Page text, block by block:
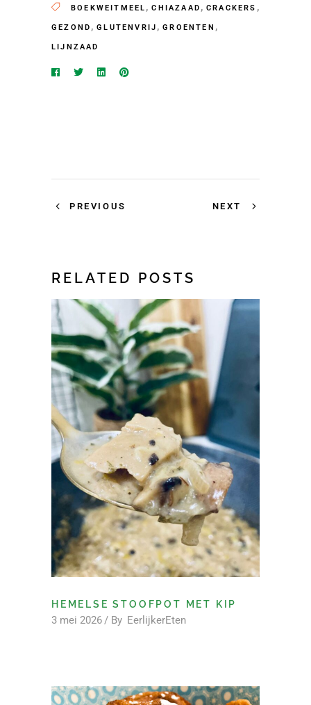
BOEKWEITMEEL ,CHIAZAAD ,CRACKERS ,
GEZOND ,GLUTENVRIJ ,GROENTEN ,
LIJNZAAD
PREVIOUS NEXT
RELATED POSTS
HEMELSE STOOFPOT MET KIP
3 mei 2026 By EerlijkerEten